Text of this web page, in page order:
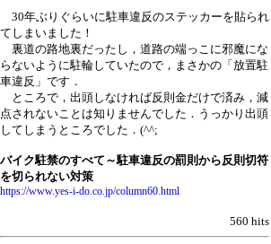
30年ぶりぐらいに駐車違反のステッカーを貼られ
てしまいました！
裏道の路地裏だったし，道路の端っこに邪魔にな
らないように駐輪していたので，まさかの「放置駐
車違反」です．
ところで，出頭しなければ反則金だけで済み，減
点されないことは知りませんでした．うっかり出頭
してしまうところでした．(^^;
バイク駐禁のすべて～駐車違反の罰則から反則切符
を切られない対策
https://www.yes-i-do.co.jp/column60.html
560 hits